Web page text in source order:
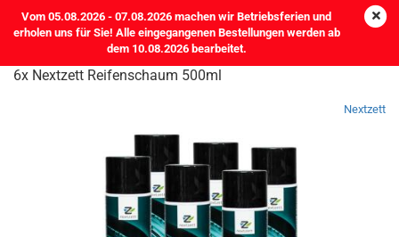
Vom 05.08.2026 - 07.08.2026 machen wir Betriebsferien und
erholen uns für Sie! Alle eingegangenen Bestellungen werden ab
dem 10.08.2026 bearbeitet.
6x Nextzett Reifenschaum 500ml
Nextzett